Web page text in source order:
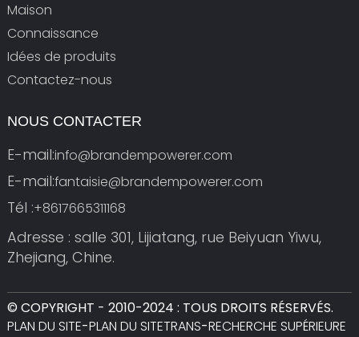
Maison
Connaissance
Idées de produits
Contactez-nous
NOUS CONTACTER
E-mail:info@brandempowerer.com
E-mail:fantaisie@brandempowerer.com
Tél :+8617665311168
Adresse : salle 301, Lijiatang, rue Beiyuan Yiwu,
Zhejiang, Chine.
© COPYRIGHT - 2010-2024 : TOUS DROITS RÉSERVÉS.
PLAN DU SITE-PLAN DU SITETRANS-RECHERCHE SUPÉRIEURE